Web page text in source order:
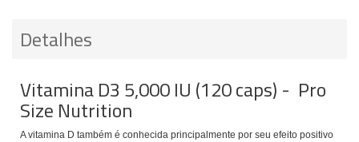
Detalhes
Vitamina D3 5,000 IU (120 caps) - Pro
Size Nutrition
A vitamina D também é conhecida principalmente por seu efeito positivo